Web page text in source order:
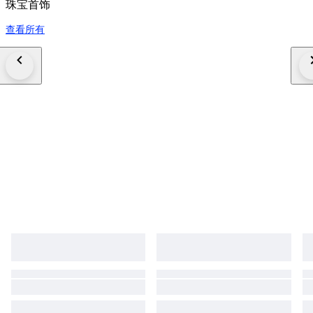
珠宝首饰
查看所有